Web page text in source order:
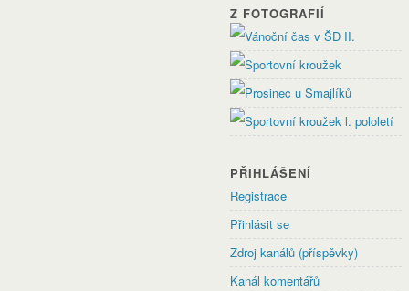
Z FOTOGRAFIÍ
PŘIHLÁŠENÍ
Registrace
Přihlásit se
Zdroj kanálů (příspěvky)
Kanál komentářů